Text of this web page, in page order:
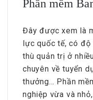
Phần mềm
Đây được xem là
lực quốc tế, có
thù quản trị ở
chuyên về tuyển
thưởng… Phần
nghiệp vừa và